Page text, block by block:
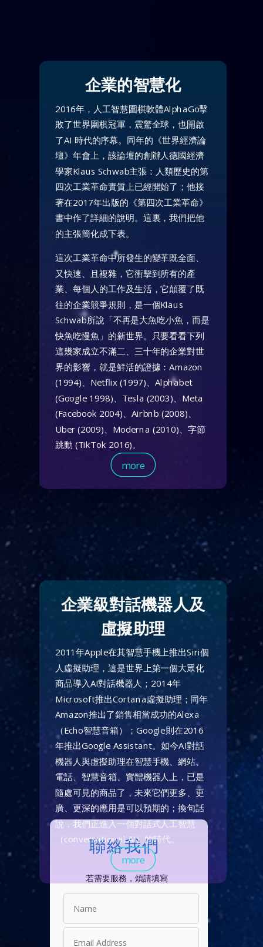
企業的智慧化
2016年，人工智慧圍棋軟體AlphaGo擊
敗了世界圍棋冠軍，震驚全球，也開啟
了AI 時代的序幕。同年的《世界經濟論
壇》年會上，該論壇的創辦人德國經濟
學家Klaus Schwab主張：人類歷史的第
四次工業革命實質上已經開始了；他接
著在2017年出版的《第四次工業革命》
書中作了詳細的說明。這裏，我們把他
的主張簡化成下表。
這次工業革命中所發生的變革既全面、
又快速、且複雜，它衝擊到所有的產
業、每個人的工作及生活，它顛覆了既
往的企業競爭規則，是一個Klaus
Schwab所說「不再是大魚吃小魚，而是
快魚吃慢魚」的新世界。只要看看下列
這幾家成立不滿二、三十年的企業對世
界的影響，就是鮮活的證據：Amazon
(1994)、Netflix (1997)、Alphabet
(Google 1998)、Tesla (2003)、Meta
(Facebook 2004)、Airbnb (2008)、
Uber (2009)、Moderna (2010)、字節
跳動 (TikTok 2016)。
more
企業級對話機器人及
虛擬助理
2011年Apple在其智慧手機上推出Siri個
人虛擬助理，這是世界上第一個大眾化
商品導入AI對話機器人；2014年
Microsoft推出Cortana虛擬助理；同年
Amazon推出了銷售相當成功的Alexa
（Echo智慧音箱）；Google則在2016
年推出Google Assistant。如今AI對話
機器人與虛擬助理在智慧手機、網站、
電話、智慧音箱、實體機器人上，已是
隨處可見的商品了，未來它們更多、更
廣、更深的應用是可以預期的；換句話
說，我們正進入一個對話式人工智慧
（conversational AI）的時代。
more
聯絡我們